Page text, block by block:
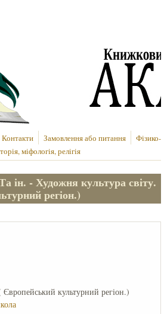
Контакти Замовлення або питання
Фізико-
міфологія, релігія
ін. - Художня культура світу.
регіон.)
Європейський культурний регіон.)